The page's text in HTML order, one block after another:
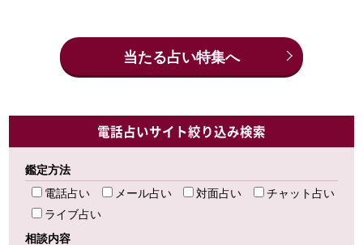
当たる占い特集へ
電話占いサイト絞り込み検索
鑑定方法
電話占い
メール占い 対面占い
チャット占い
ライブ占い
相談内容